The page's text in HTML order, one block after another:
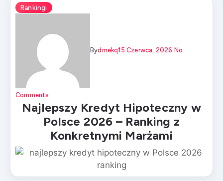
Rankingi
ByDmekq15 Czerwca, 2026 No
Comments
Najlepszy Kredyt Hipoteczny w
Polsce 2026 – Ranking z
Konkretnymi Marżami